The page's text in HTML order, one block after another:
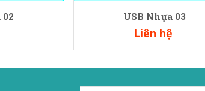
USB Nhựa 03
Liên hệ